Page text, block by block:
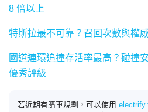
8 倍以上
特斯拉最不可靠？召回次數與權
國道連環追撞存活率最高？碰撞
優秀評級
若近期有購車規劃，可以使用